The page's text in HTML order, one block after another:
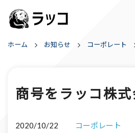
ホーム お知らせ コーポレート
商号をラッコ株
2020/10/22 コーポレート